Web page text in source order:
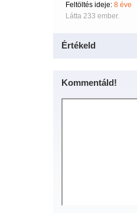
Feltöltés ideje: 8 éve
Látta 233 ember.
Értékeld
Kommentáld!